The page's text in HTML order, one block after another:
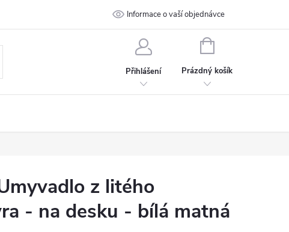
Ochrana osobních údajů Kontakt
Informace o vaší objednávce
Přihlášení
NÁKUPNÍ
Prázdný košík
z litého
- na desku - bílá matná